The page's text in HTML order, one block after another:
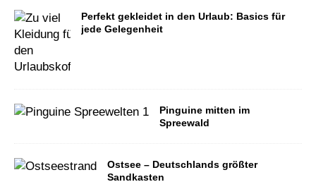
Perfekt gekleidet in den Urlaub: Basics für
jede Gelegenheit
Pinguine mitten im
Spreewald
Ostsee – Deutschlands größter
Sandkasten